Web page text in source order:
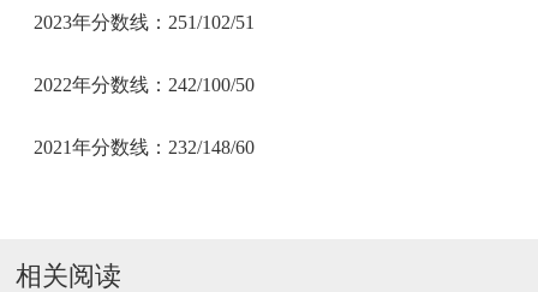
2023年分数线：251/102/51
2022年分数线：242/100/50
2021年分数线：232/148/60
相关阅读